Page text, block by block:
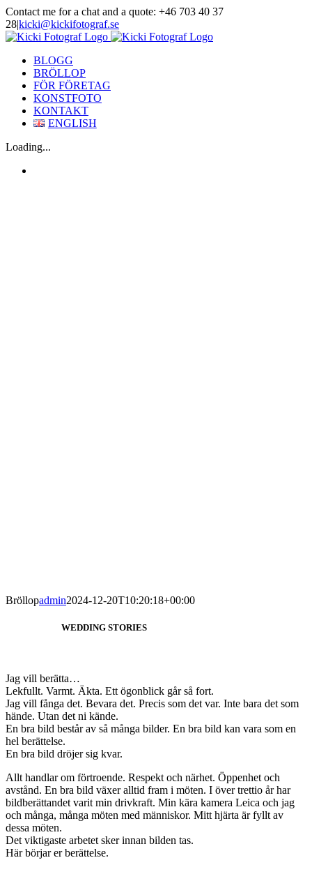
Skip
to
content
Contact me for a chat and a quote: +46 703 40 37
28|kicki@kickifotograf.se
Instagram
Facebook
BLOGG
BRÖLLOP
FÖR FÖRETAG
KONSTFOTO
KONTAKT
ENGLISH
Loading...
Bröllopadmin2024-12-20T10:20:18+00:00
WEDDING STORIES
Jag vill berätta…
Lekfullt. Varmt. Äkta. Ett ögonblick går så fort.
Jag vill fånga det. Bevara det. Precis som det var. Inte bara det som
hände. Utan det ni kände.
En bra bild består av så många bilder. En bra bild kan vara som en
hel berättelse.
En bra bild dröjer sig kvar.
Allt handlar om förtroende. Respekt och närhet. Öppenhet och
avstånd. En bra bild växer alltid fram i möten. I över trettio år har
bildberättandet varit min drivkraft. Min kära kamera Leica och jag
och många, många möten med människor. Mitt hjärta är fyllt av
dessa möten.
Det viktigaste arbetet sker innan bilden tas.
Här börjar er berättelse.